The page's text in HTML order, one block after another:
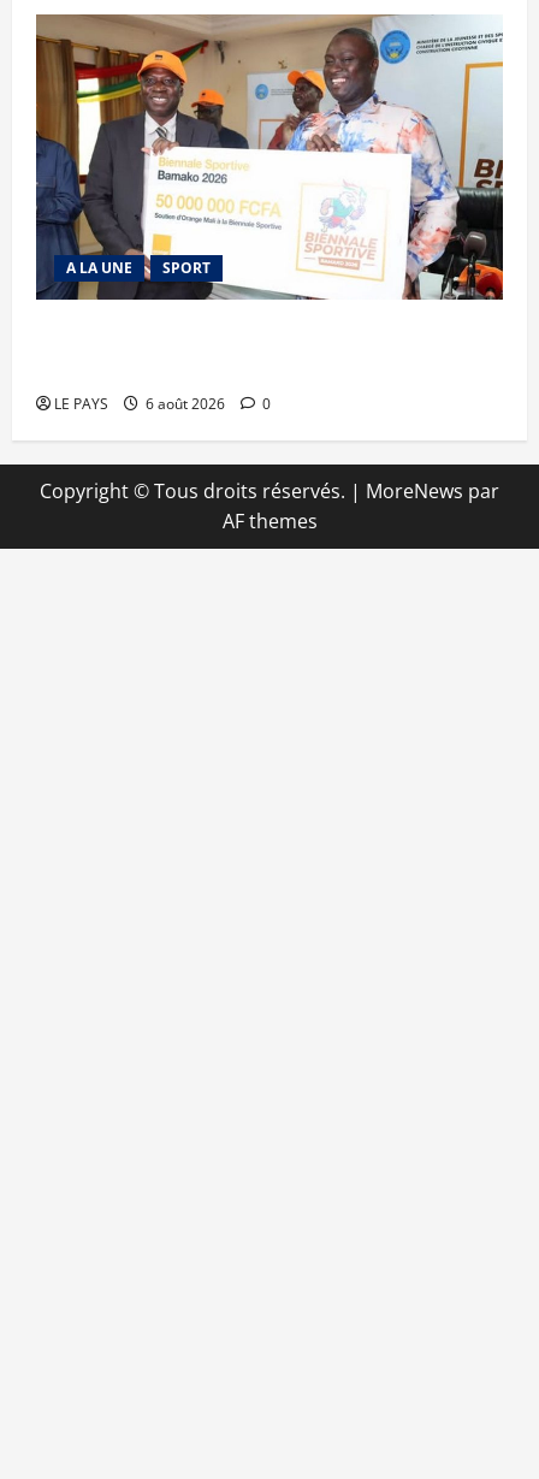
A LA UNE SPORT
LE PAYS 6 août 2026 0
Copyright © Tous droits réservés. | MoreNews par
AF themes